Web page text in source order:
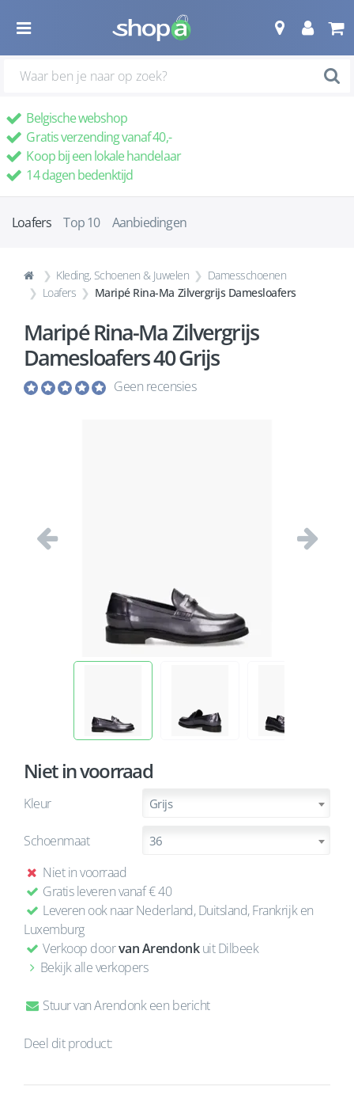
Belgische webshop
Gratis verzending vanaf 40,-
Koop bij een lokale handelaar
14 dagen bedenktijd
Loafers Top 10 Aanbiedingen
Kleding, Schoenen & Juwelen
Damesschoenen
Loafers
Maripé Rina-Ma Zilvergrijs Damesloafers
Maripé Rina-Ma Zilvergrijs
Damesloafers 40 Grijs
Geen recensies
Vorige
Niet in voorraad
Kleur Grijs
Schoenmaat 36
Niet in voorraad
Gratis leveren vanaf € 40
Leveren ook naar Nederland, Duitsland, Frankrijk en
Luxemburg
Verkoop doorvan Arendonkuit Dilbeek
Bekijk alle verkopers
Stuur van Arendonk een bericht
Deel dit product: